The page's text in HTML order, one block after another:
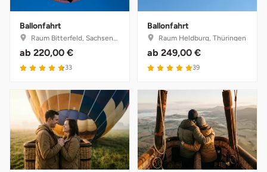
Ballonfahrt
Raum Bitterfeld, Sachsen-Anhalt
ab 220,00 €
33
Ballonfahrt
Raum Heldburg, Thüringen
ab 249,00 €
39
Pforzheim
Pinneberg
Pirna
Plön
Potsdam
Potsdam-Mittelmark